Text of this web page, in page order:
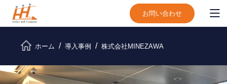
お問い合わせ
ホーム 導入事例 株式会社MINEZAWA